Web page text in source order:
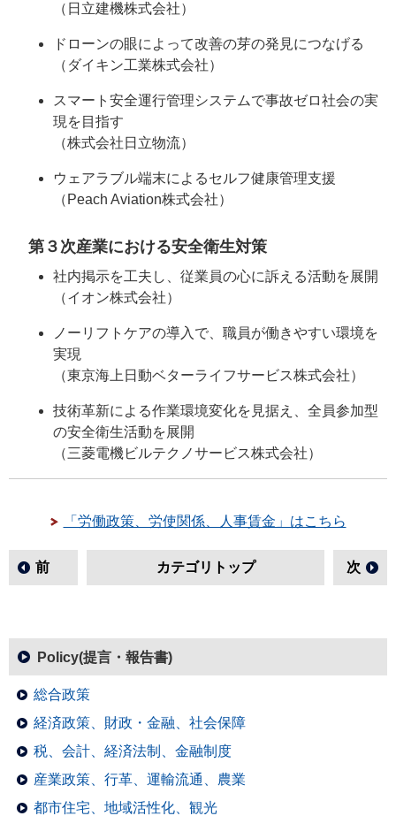
（日立建機株式会社）
ドローンの眼によって改善の芽の発見につなげる
（ダイキン工業株式会社）
スマート安全運行管理システムで事故ゼロ社会の実
現を目指す
（株式会社日立物流）
ウェアラブル端末によるセルフ健康管理支援
（Peach Aviation株式会社）
第３次産業における安全衛生対策
社内掲示を工夫し、従業員の心に訴える活動を展開
（イオン株式会社）
ノーリフトケアの導入で、職員が働きやすい環境を
実現
（東京海上日動ベターライフサービス株式会社）
技術革新による作業環境変化を見据え、全員参加型
の安全衛生活動を展開
（三菱電機ビルテクノサービス株式会社）
「労働政策、労使関係、人事賃金」はこちら
前 カテゴリトップ 次
Policy(提言・報告書)
総合政策
経済政策、財政・金融、社会保障
税、会計、経済法制、金融制度
産業政策、行革、運輸流通、農業
都市住宅、地域活性化、観光